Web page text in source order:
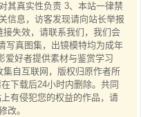
其真实性负责 3、本站一律禁
信息，访客发现请向站长举报
失效，请联系我们，我们会
写真图集，出镜模特均为成年
爱好者提供素材与鉴赏学习
自互联网，版权归原作者所
下载后24小时内删除。共同
有侵犯您的权益的作品，请
改。